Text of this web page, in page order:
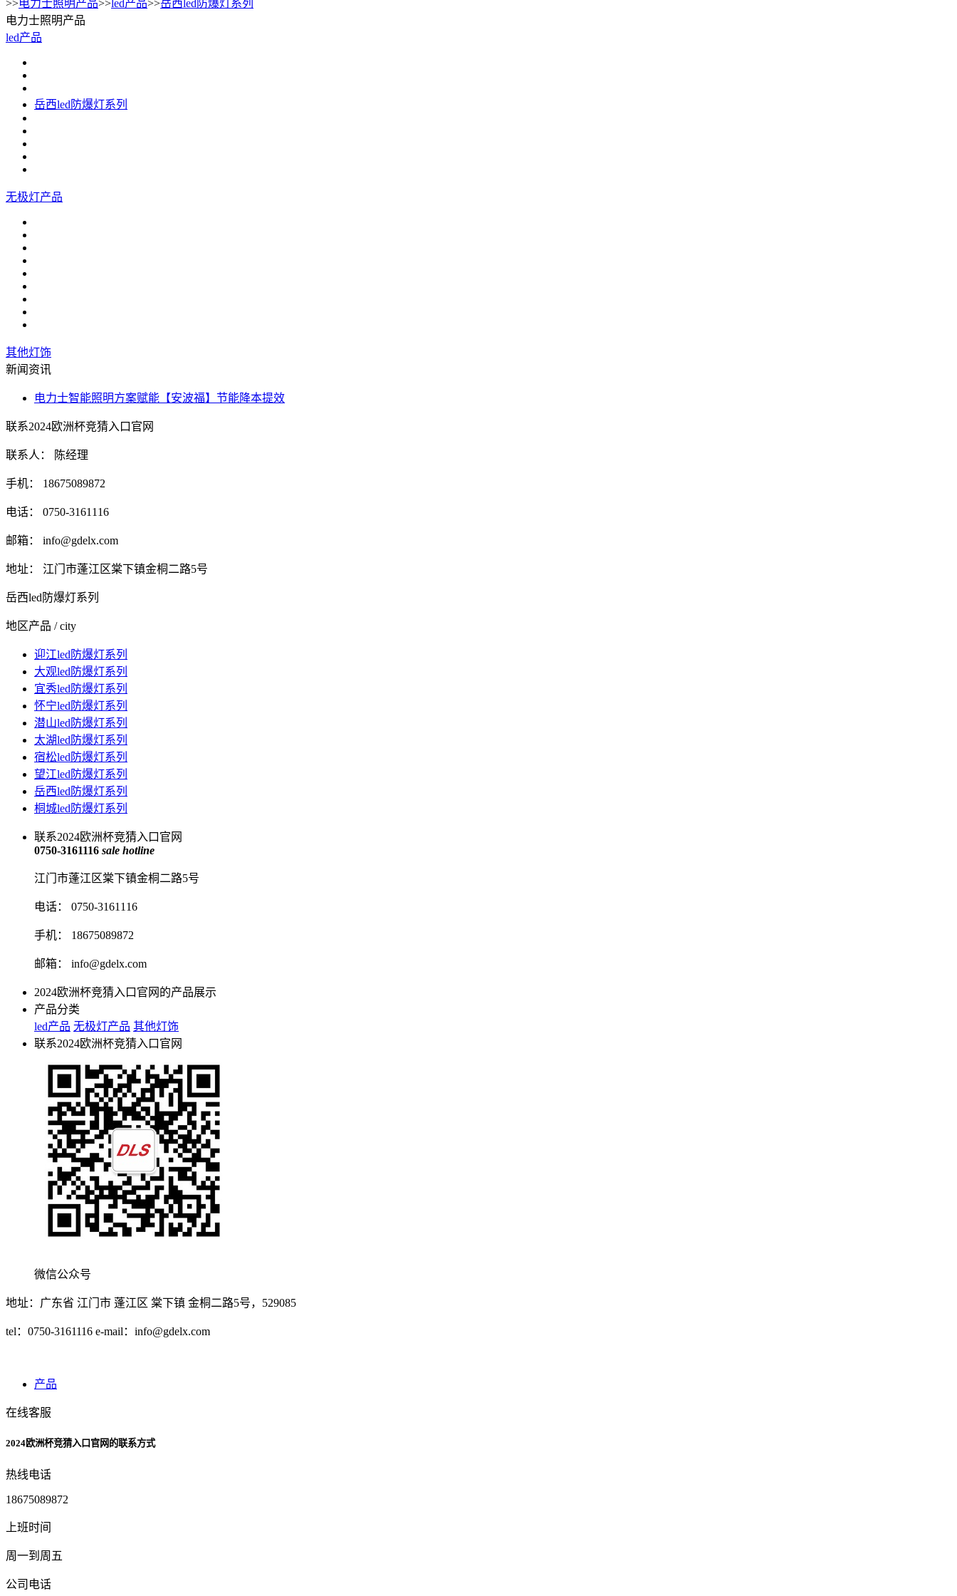
>>电力士照明产品>> led产品>>岳西led防爆灯系列
电力士照明产品
led产品
岳西led防爆灯系列
无极灯产品
其他灯饰
新闻资讯
电力士智能照明方案赋能【安波福】节能降本提效
联系2024欧洲杯竞猜入口官网
联系人： 陈经理
手机： 18675089872
电话： 0750-3161116
邮箱： info@gdelx.com
地址： 江门市蓬江区棠下镇金桐二路5号
岳西led防爆灯系列
地区产品 / city
迎江led防爆灯系列
大观led防爆灯系列
宜秀led防爆灯系列
怀宁led防爆灯系列
潜山led防爆灯系列
太湖led防爆灯系列
宿松led防爆灯系列
望江led防爆灯系列
岳西led防爆灯系列
桐城led防爆灯系列
联系2024欧洲杯竞猜入口官网
0750-3161116 sale hotline
江门市蓬江区棠下镇金桐二路5号
电话： 0750-3161116
手机： 18675089872
邮箱： info@gdelx.com
2024欧洲杯竞猜入口官网的产品展示
产品分类
led产品 无极灯产品 其他灯饰
联系2024欧洲杯竞猜入口官网
微信公众号
地址：广东省 江门市 蓬江区 棠下镇 金桐二路5号，529085
tel：0750-3161116 e-mail： info@gdelx.com
产品
在线客服
2024欧洲杯竞猜入口官网的联系方式
热线电话
18675089872
上班时间
周一到周五
公司电话